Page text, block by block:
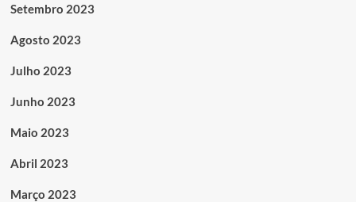
Setembro 2023
Agosto 2023
Julho 2023
Junho 2023
Maio 2023
Abril 2023
Março 2023